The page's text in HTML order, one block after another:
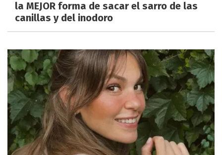
la MEJOR forma de sacar el sarro de las
canillas y del inodoro